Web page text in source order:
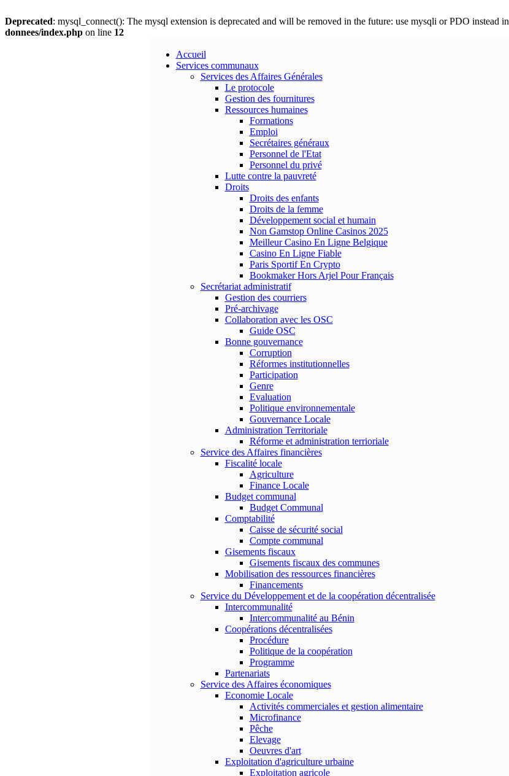
Deprecated: mysql_connect(): The mysql extension is deprecated and will be removed in the future: use mysqli or PDO instead in
donnees/index.php on line 12
Accueil
Services communaux
Services des Affaires Générales
Le protocole
Gestion des fournitures
Ressources humaines
Formations
Emploi
Secrétaires généraux
Personnel de l'Etat
Personnel du privé
Lutte contre la pauvreté
Droits
Droits des enfants
Droits de la femme
Développement social et humain
Non Gamstop Online Casinos 2025
Meilleur Casino En Ligne Belgique
Casino En Ligne Fiable
Paris Sportif En Crypto
Bookmaker Hors Arjel Pour Français
Secrétariat administratif
Gestion des courriers
Pré-archivage
Collaboration avec les OSC
Guide OSC
Bonne gouvernance
Corruption
Réformes institutionnelles
Participation
Genre
Evaluation
Politique environnementale
Gouvernance Locale
Administration Territoriale
Réforme et administration terrioriale
Service des Affaires financières
Fiscalité locale
Agriculture
Finance Locale
Budget communal
Budget Communal
Comptabilité
Caisse de sécurité social
Compte communal
Gisements fiscaux
Gisements fiscaux des communes
Mobilisation des ressources financières
Financements
Service du Développement et de la coopération décentralisée
Intercommunalité
Intercommunalité au Bénin
Coopérations décentralisées
Procédure
Politique de la coopération
Programme
Partenariats
Service des Affaires économiques
Economie Locale
Activités commerciales et gestion alimentaire
Microfinance
Pêche
Elevage
Oeuvres d'art
Exploitation d'agriculture urbaine
Exploitation agricole